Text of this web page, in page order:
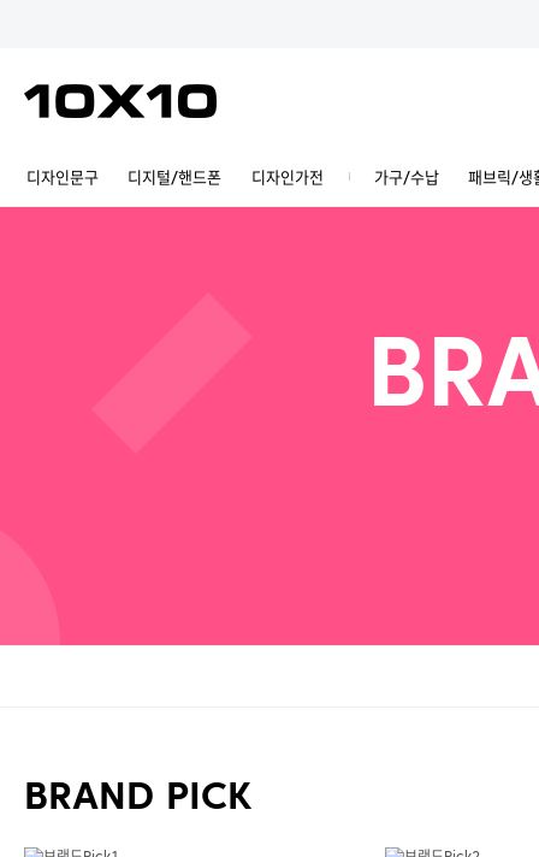
디자인문구 디지털/핸드폰 디자인가전 가구/수납 패브릭/생
BRAND PICK